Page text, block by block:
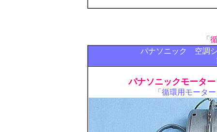
「
パナソニック 空調
パナソニックモータ
「循環用モータ